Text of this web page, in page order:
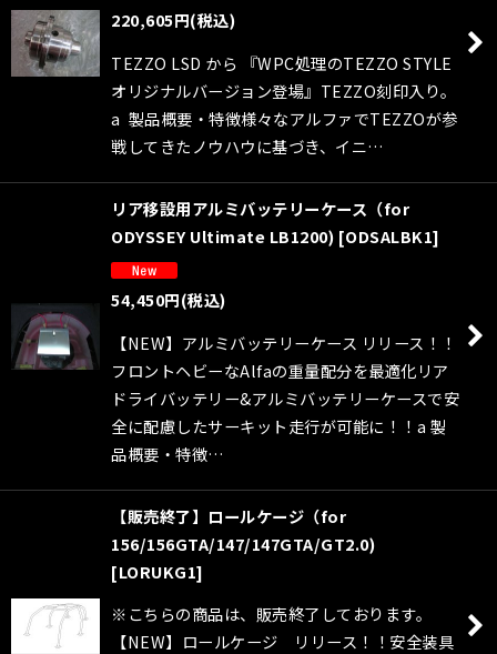
220,605円(税込)
TEZZO LSD から 『WPC処理のTEZZO STYLE
オリジナルバージョン登場』TEZZO刻印入り。
a 製品概要・特徴様々なアルファでTEZZOが参
戦してきたノウハウに基づき、イニ…
リア移設用アルミバッテリーケース（for
ODYSSEY Ultimate LB1200) [ODSALBK1]
54,450円(税込)
【NEW】アルミバッテリーケース リリース！！
フロントヘビーなAlfaの重量配分を最適化リア
ドライバッテリー&アルミバッテリーケースで安
全に配慮したサーキット走行が可能に！！a 製
品概要・特徴…
【販売終了】ロールケージ（for
156/156GTA/147/147GTA/GT2.0)
[LORUKG1]
※こちらの商品は、販売終了しております。
【NEW】ロールケージ リリース！！安全装具